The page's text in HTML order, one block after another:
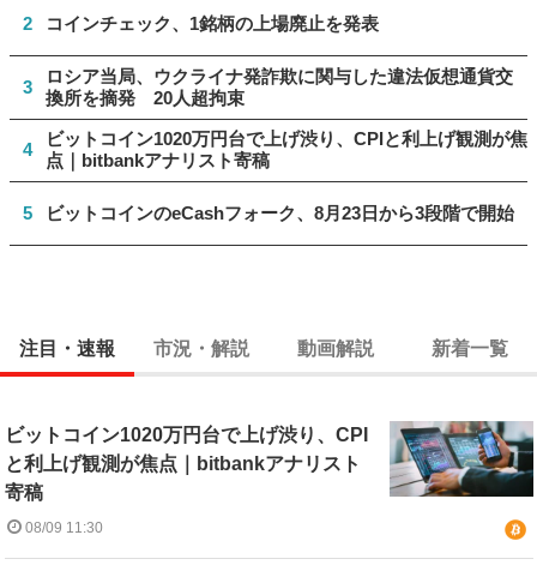
2 コインチェック、1銘柄の上場廃止を発表
3
ロシア当局、ウクライナ発詐欺に関与した違法仮想通貨交
換所を摘発 20人超拘束
4
ビットコイン1020万円台で上げ渋り、CPIと利上げ観測が焦
点｜bitbankアナリスト寄稿
5 ビットコインのeCashフォーク、8月23日から3段階で開始
注目・速報 市況・解説 動画解説 新着一覧
ビットコイン1020万円台で上げ渋り、CPI
と利上げ観測が焦点｜bitbankアナリスト
寄稿
08/09 11:30